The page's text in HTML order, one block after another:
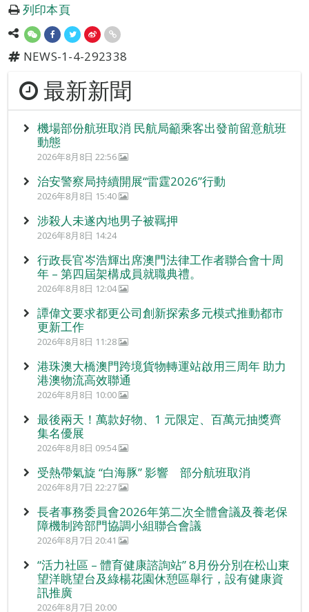
列印本頁
NEWS-1-4-292338
最新新聞
機場部份航班取消 民航局籲乘客出發前留意航班
動態
2026年8月8日 22:56
治安警察局持續開展“雷霆2026”行動
2026年8月8日 15:40
涉殺人未遂內地男子被羈押
2026年8月8日 14:24
行政長官岑浩輝出席澳門法律工作者聯合會十周
年 – 第四屆架構成員就職典禮。
2026年8月8日 12:04
譚偉文要求都更公司創新探索多元模式推動都市
更新工作
2026年8月8日 11:28
港珠澳大橋澳門跨境貨物轉運站啟用三周年 助力
港澳物流高效聯通
2026年8月8日 10:00
最後兩天！萬款好物、1 元限定、百萬元抽獎齊
集名優展
2026年8月8日 09:54
受熱帶氣旋 “白海豚” 影響 部分航班取消
2026年8月7日 22:27
長者事務委員會2026年第二次全體會議及養老保
障機制跨部門協調小組聯合會議
2026年8月7日 20:41
“活力社區 – 體育健康諮詢站” 8月份分別在松山東
望洋眺望台及綠楊花園休憩區舉行，設有健康資
訊推廣
2026年8月7日 20:00